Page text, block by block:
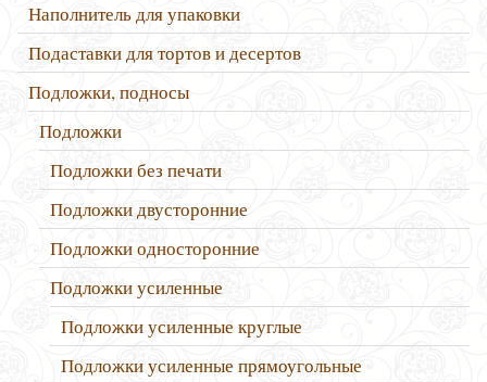
Наполнитель для упаковки
Подаставки для тортов и десертов
Подложки, подносы
Подложки
Подложки без печати
Подложки двусторонние
Подложки односторонние
Подложки усиленные
Подложки усиленные круглые
Подложки усиленные прямоугольные